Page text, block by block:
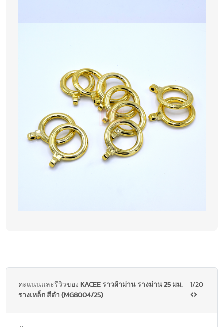
คะแนนและรีวิวของ KACEE ราวผ้าม่าน รางม่าน 25 มม.
รางเหล็ก สีดำ (MG8004/25)
1/20